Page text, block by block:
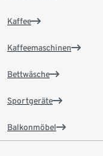
Kaffee
Kaffeemaschinen
Bettwäsche
Sportgeräte
Balkonmöbel